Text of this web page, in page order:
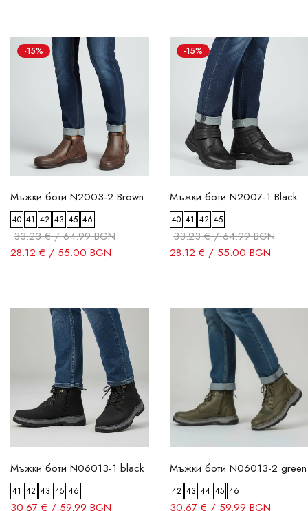
-15%
Мъжки боти N2003-2 Brown
40 41 42 43 45 46
33.23 € / 64.99 BGN
28.12 € / 55.00 BGN
-15%
Мъжки боти N2007-1 Black
40 41 42 45
33.23 € / 64.99 BGN
28.12 € / 55.00 BGN
Мъжки боти N06013-1 black
41 42 43 45 46
30.67 € / 59.99 BGN
Мъжки боти N06013-2 green
42 43 44 45 46
30.67 € / 59.99 BGN